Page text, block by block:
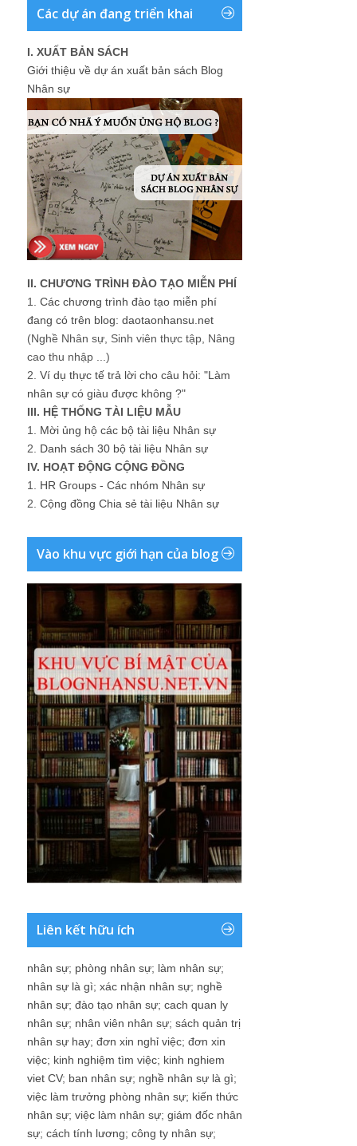
Các dự án đang triển khai
I. XUẤT BẢN SÁCH
Giới thiệu về dự án xuất bản sách Blog
Nhân sự
II. CHƯƠNG TRÌNH ĐÀO TẠO MIỄN PHÍ
1. Các chương trình đào tạo miễn phí
đang có trên blog: daotaonhansu.net
(Nghề Nhân sự, Sinh viên thực tập, Nâng
cao thu nhập ...)
2. Ví dụ thực tế trả lời cho câu hỏi: "Làm
nhân sự có giàu được không ?"
III. HỆ THỐNG TÀI LIỆU MẪU
1. Mời ủng hộ các bộ tài liệu Nhân sự
2. Danh sách 30 bộ tài liệu Nhân sự
IV. HOẠT ĐỘNG CỘNG ĐỒNG
1. HR Groups - Các nhóm Nhân sự
2. Cộng đồng Chia sẻ tài liệu Nhân sự
Vào khu vực giới hạn của blog
Liên kết hữu ích
nhân sự; phòng nhân sự; làm nhân sự;
nhân sự là gì; xác nhận nhân sự; nghề
nhân sự; đào tạo nhân sự; cach quan ly
nhân sự; nhân viên nhân sự; sách quản trị
nhân sự hay; đơn xin nghỉ việc; đơn xin
việc; kinh nghiệm tìm việc; kinh nghiem
viet CV; ban nhân sự; nghề nhân sự là gì;
việc làm trưởng phòng nhân sự; kiến thức
nhân sự; việc làm nhân sự; giám đốc nhân
sự; cách tính lương; công ty nhân sự;